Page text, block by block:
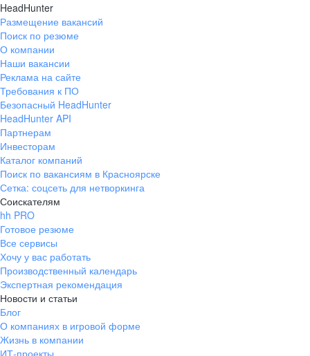
HeadHunter
Размещение вакансий
Поиск по резюме
О компании
Наши вакансии
Реклама на сайте
Требования к ПО
Безопасный HeadHunter
HeadHunter API
Партнерам
Инвесторам
Каталог компаний
Поиск по вакансиям в Красноярске
Сетка: соцсеть для нетворкинга
Соискателям
hh PRO
Готовое резюме
Все сервисы
Хочу у вас работать
Производственный календарь
Экспертная рекомендация
Новости и статьи
Блог
О компаниях в игровой форме
Жизнь в компании
ИТ-проекты